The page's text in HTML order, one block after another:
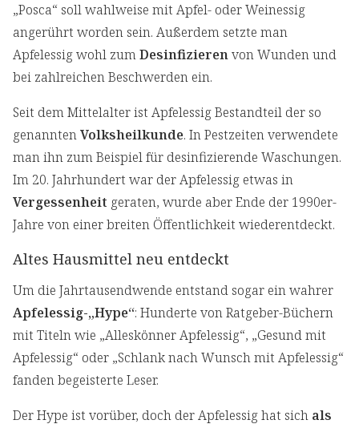
„Posca“ soll wahlweise mit Apfel- oder Weinessig
angerührt worden sein. Außerdem setzte man
Apfelessig wohl zumDesinfizierenvon Wunden und
bei zahlreichen Beschwerden ein.
Seit dem Mittelalter ist Apfelessig Bestandteil der so
genanntenVolksheilkunde. In Pestzeiten verwendete
man ihn zum Beispiel für desinfizierende Waschungen.
Im 20. Jahrhundert war der Apfelessig etwas in
Vergessenheit geraten, wurde aber Ende der 1990er-
Jahre von einer breiten Öffentlichkeit wiederentdeckt.
Altes Hausmittel neu entdeckt
Um die Jahrtausendwende entstand sogar ein wahrer
Apfelessig-„Hype“: Hunderte von Ratgeber-Büchern
mit Titeln wie „Alleskönner Apfelessig“, „Gesund mit
Apfelessig“ oder „Schlank nach Wunsch mit Apfelessig“
fanden begeisterte Leser.
Der Hype ist vorüber, doch der Apfelessig hat sich als